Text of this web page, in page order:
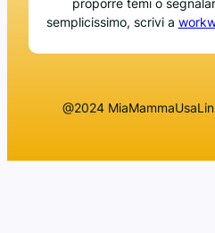
proporre temi o
semplicissimo, scrivi a
@2024